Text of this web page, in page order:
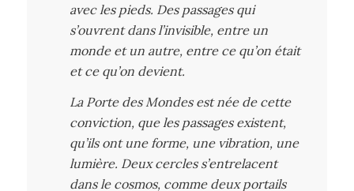
avec les pieds. Des passages qui
s’ouvrent dans l’invisible, entre un
monde et un autre, entre ce qu’on était
et ce qu’on devient.
La Porte des Mondes est née de cette
conviction, que les passages existent,
qu’ils ont une forme, une vibration, une
lumière. Deux cercles s’entrelacent
dans le cosmos, comme deux portails